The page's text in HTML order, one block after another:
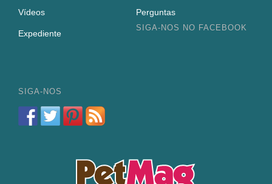
Vídeos Perguntas
Expediente
SIGA-NOS NO FACEBOOK
SIGA-NOS